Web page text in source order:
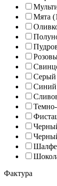
Мята
Серый
Синий
Фактура